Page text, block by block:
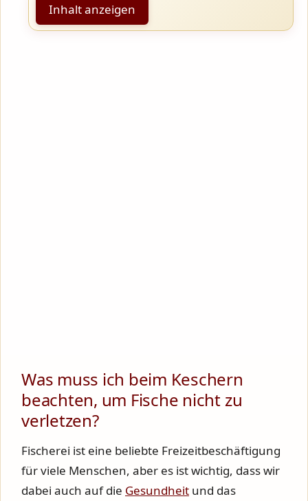
Inhalt anzeigen
Was muss ich beim Keschern
beachten, um Fische nicht zu
verletzen?
Fischerei ist eine beliebte Freizeitbeschäftigung
für viele Menschen, aber es ist wichtig, dass wir
dabei auch auf die Gesundheit und das